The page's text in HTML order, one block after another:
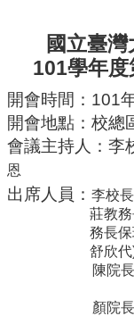
大
校
訊
English
網
導
國立臺
101學年度
開會時間： 101
開會地點：校總
會議主持人： 李
恩
出席人員： 李校長
莊教
務長
舒欣代
陳院
顏院